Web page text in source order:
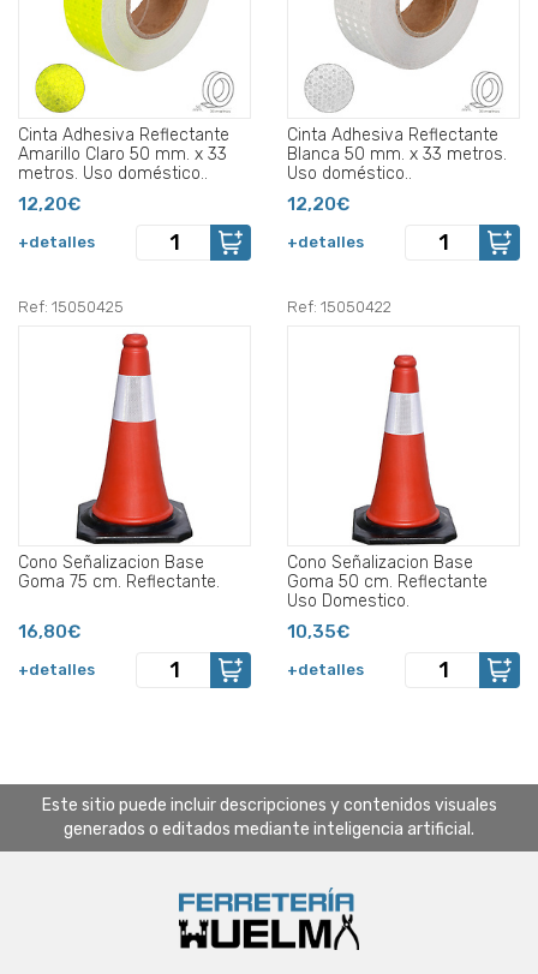
Cinta Adhesiva Reflectante
Amarillo Claro 50 mm. x 33
metros. Uso doméstico..
12,20€
+detalles
Cinta Adhesiva Reflectante
Blanca 50 mm. x 33 metros.
Uso doméstico..
12,20€
+detalles
Ref: 15050425
Cono Señalizacion Base
Goma 75 cm. Reflectante.
16,80€
+detalles
Ref: 15050422
Cono Señalizacion Base
Goma 50 cm. Reflectante
Uso Domestico.
10,35€
+detalles
Este sitio puede incluir descripciones y contenidos visuales
generados o editados mediante inteligencia artificial.